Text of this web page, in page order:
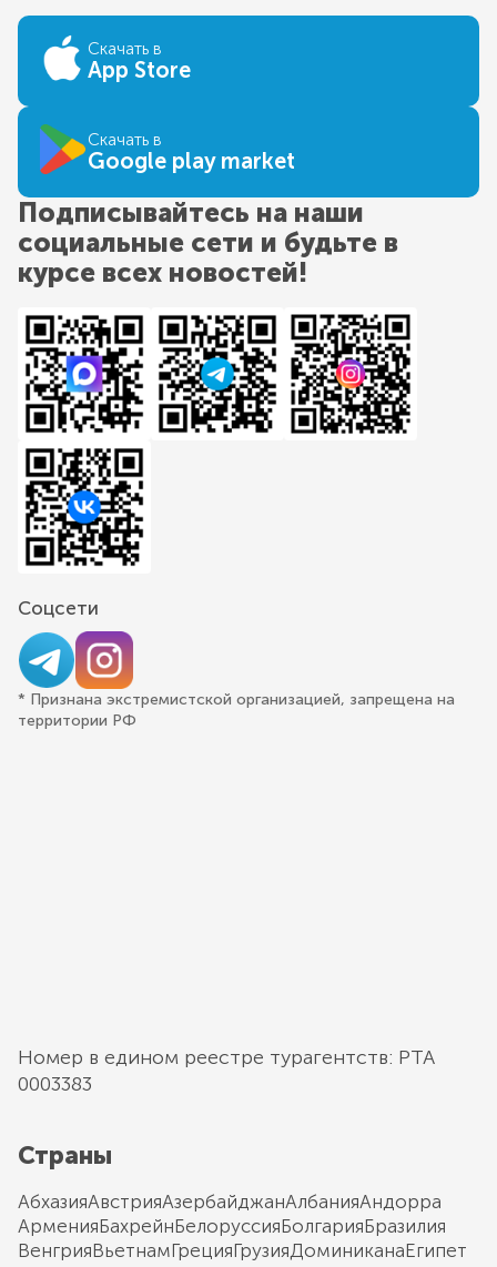
Скачать в
App Store
Скачать в
Google play market
Подписывайтесь на наши
социальные сети и будьте в
курсе всех новостей!
Соцсети
* Признана экстремистской организацией, запрещена на
территории РФ
Номер в едином реестре турагентств: РТА
0003383
Страны
АбхазияАвстрияАзербайджанАлбанияАндорра
АрменияБахрейнБелоруссияБолгарияБразилия
ВенгрияВьетнамГрецияГрузияДоминиканаЕгипет